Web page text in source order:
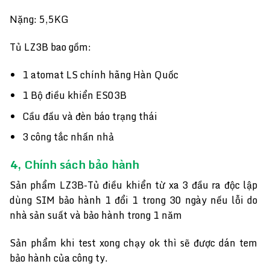
Nặng: 5,5KG
Tủ LZ3B bao gồm:
1 atomat LS chính hãng Hàn Quốc
1 Bộ điều khiển ES03B
Cầu đấu và đèn báo trạng thái
3 công tắc nhấn nhả
4, Chính sách bảo hành
Sản phẩm LZ3B-Tủ điều khiển từ xa 3 đầu ra độc lập
dùng SIM bảo hành 1 đổi 1 trong 30 ngày nếu lỗi do
nhà sản suất và bảo hành trong 1 năm
Sản phẩm khi test xong chạy ok thì sẽ được dán tem
bảo hành của công ty.